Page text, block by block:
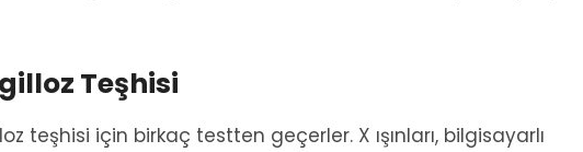
Teşhisi
teşhisi için birkaç testten geçerler. X ışınları, bilgisayarlı